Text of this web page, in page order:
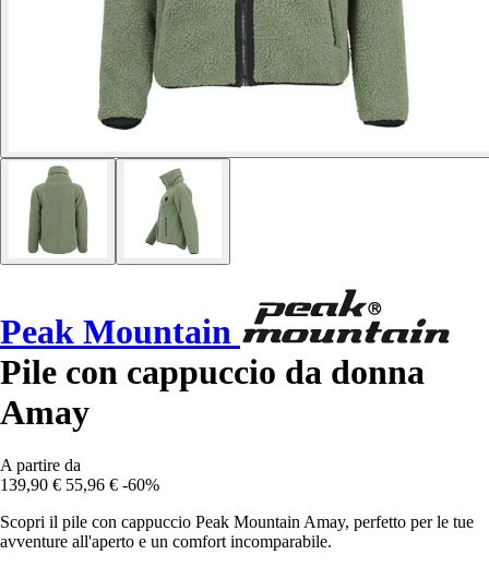
Peak Mountain
Pile con cappuccio da donna
Amay
A partire da
139,90 € 55,96 € -60%
Scopri il pile con cappuccio Peak Mountain Amay, perfetto per le tue
avventure all'aperto e un comfort incomparabile.